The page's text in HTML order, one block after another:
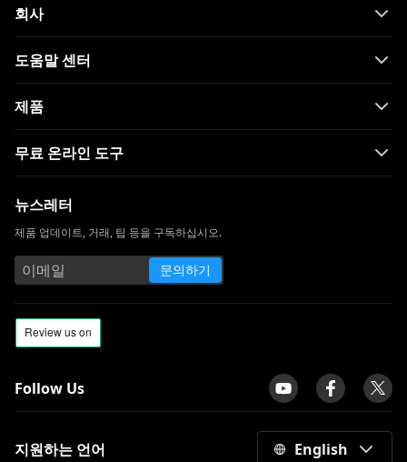
Hulu 재생 실패에 대한 솔루션 [2023 최신]
10 사이트
Skillshare vs. Udemy : 어느 것이 당신에게
는 최고의 사이트 14 개
Snapchat과 같은 10 가지 앱 | 최고의 인스
턴트 메시징 및 얼굴 필터 앱
회사
도움말 센터
제품
무료 온라인 도구
뉴스레터
제품 업데이트, 거래, 팁 등을 구독하십시오.
문의하기
Follow Us
지원하는 언어 English